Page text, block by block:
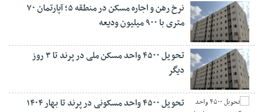
نرخ‌ رهن و اجاره مسکن در منطقه ۵؛ آپارتمان ۷۰
متری با ۹۰۰ میلیون ودیعه
تحویل ۴۵۰۰ واحد مسکن ملی در پرند تا ۳ روز
دیگر
تحویل ۴۵۰۰ واحد مسکونی در پرند تا بهار ۱۴۰۴